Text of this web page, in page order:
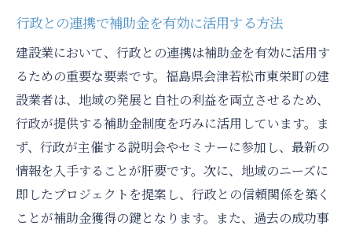
補助金を活用した地域活性化事業の実施
地域における持続可能な開発の推進
公共工事を通じた地域社会への貢献
地域社会のニーズに応える建設業の役割
建設業の未来を切り拓く補助金活用の実践ガイ
ド
補助金を活用した未来志向の事業展開
次世代を見据えた革新的な補助金活用法
行政との連携で補助金を有効に活用する方法
建設業において、行政との連携は補助金を有効に活用す
るための重要な要素です。福島県会津若松市東栄町の建
設業者は、地域の発展と自社の利益を両立させるため、
行政が提供する補助金制度を巧みに活用しています。ま
ず、行政が主催する説明会やセミナーに参加し、最新の
情報を入手することが肝要です。次に、地域のニーズに
即したプロジェクトを提案し、行政との信頼関係を築く
ことが補助金獲得の鍵となります。また、過去の成功事